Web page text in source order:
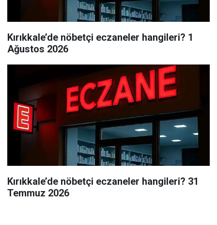
Kırıkkale’de nöbetçi eczaneler hangileri? 1
Ağustos 2026
Kırıkkale’de nöbetçi eczaneler hangileri? 31
Temmuz 2026